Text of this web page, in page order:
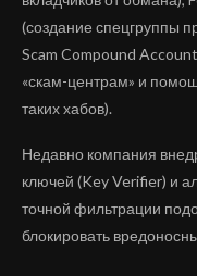
(создание спецгруппы
Scam Compound
«скам-центрам» и
таких хабов).
Недавно компания
ключей (Key Verifier) и
точной фильтрации
блокировать